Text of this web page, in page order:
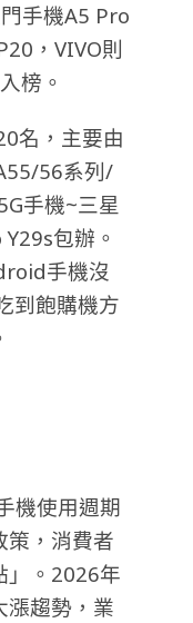
手機A5 Pro
，VIVO則
榜。
名，主要由
56系列/
手機~三星
包辦。
手機沒
到飽購機方
機使用週期
策，消費者
」。2026年
漲趨勢，業